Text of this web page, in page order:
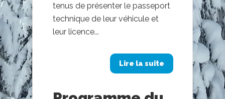
tenus de présenter le passeport
technique de leur véhicule et
leur licence...
Lire la suite